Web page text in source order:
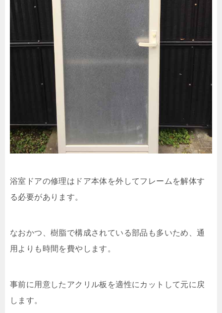
浴室ドアの修理はドア本体を外してフレームを解体す
る必要があります。
なおかつ、樹脂で構成されている部品も多いため、通
用よりも時間を費やします。
事前に用意したアクリル板を適性にカットして元に戻
します。